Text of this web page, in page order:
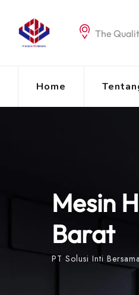
content
The
Home
Mesin
Barat
PT Solusi Inti Bersama